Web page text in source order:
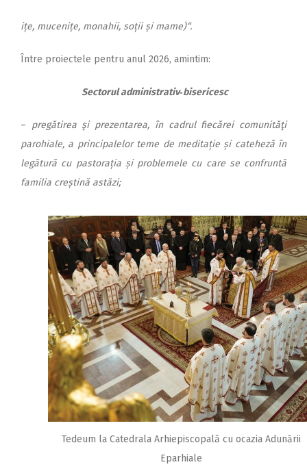
ițe, mu­cenițe, monahii, soții și mame)“.
Între proiectele pentru anul 2026, amintim:
Sectorul administrativ‑bisericesc
– pregătirea şi prezentarea, în cadrul fiecărei comunităţi
parohiale, a principalelor teme de meditație și cateheză în
legătură cu pastorația și problemele cu care se confruntă
familia creștină astăzi;
Tedeum la Catedrala Arhiepiscopală cu ocazia Adunării
Eparhiale